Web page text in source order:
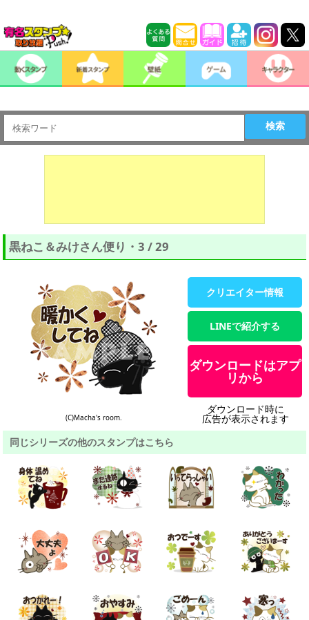
検索
黒ねこ＆みけさん便り・3 / 29
(C)Macha's room.
クリエイター情報
LINEで紹介する
ダウンロードはアプ
リから
ダウンロード時に
広告が表示されます
同じシリーズの他のスタンプはこちら